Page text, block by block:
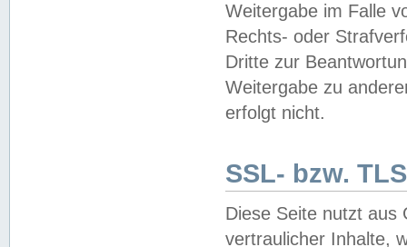
Weitergabe im Falle
Rechts- oder
Dritte zur
Weitergabe zu
erfolgt nicht.
SSL- bzw.
Diese Seite nutzt aus
vertraulicher Inhalte,